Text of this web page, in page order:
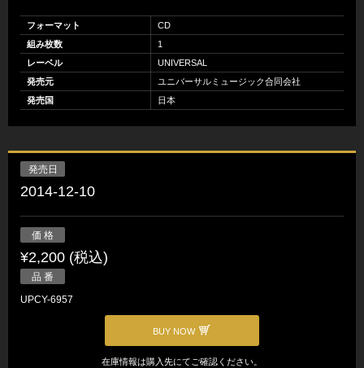
フォーマット
CD
組み枚数
1
レーベル
UNIVERSAL
発売元
ユニバーサルミュージック合同会社
発売国
日本
発売日
2014-12-10
価 格
¥2,200 (税込)
品 番
UPCY-6957
BUY NOW
在庫情報は購入先にてご確認ください。